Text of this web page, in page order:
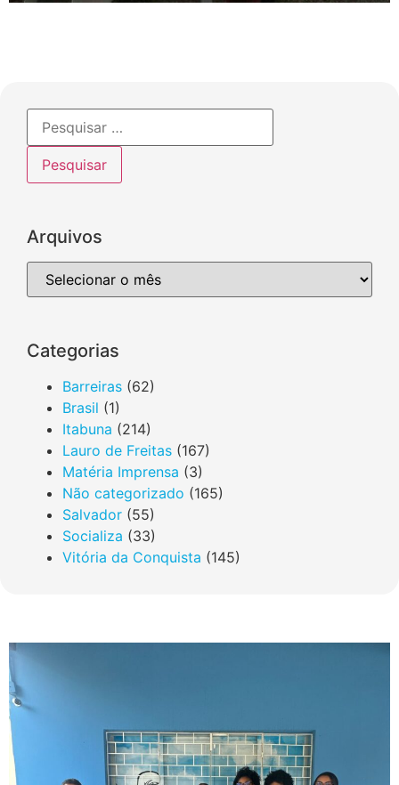
ANTERIOR
Arquivos
Categorias
Barreiras (62)
Brasil (1)
Itabuna (214)
Lauro de Freitas (167)
Matéria Imprensa (3)
Não categorizado (165)
Salvador (55)
Socializa (33)
Vitória da Conquista (145)